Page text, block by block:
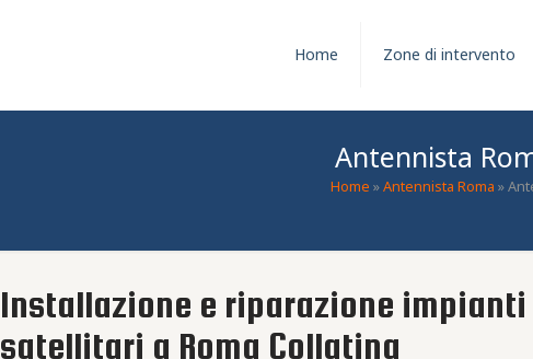
Home Zone di intervento
Antennista
Home »Antennista Roma »
Installazione e riparazione
satellitari a Roma Collatina